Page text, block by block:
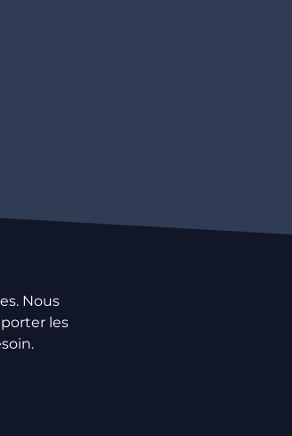
Nous
les